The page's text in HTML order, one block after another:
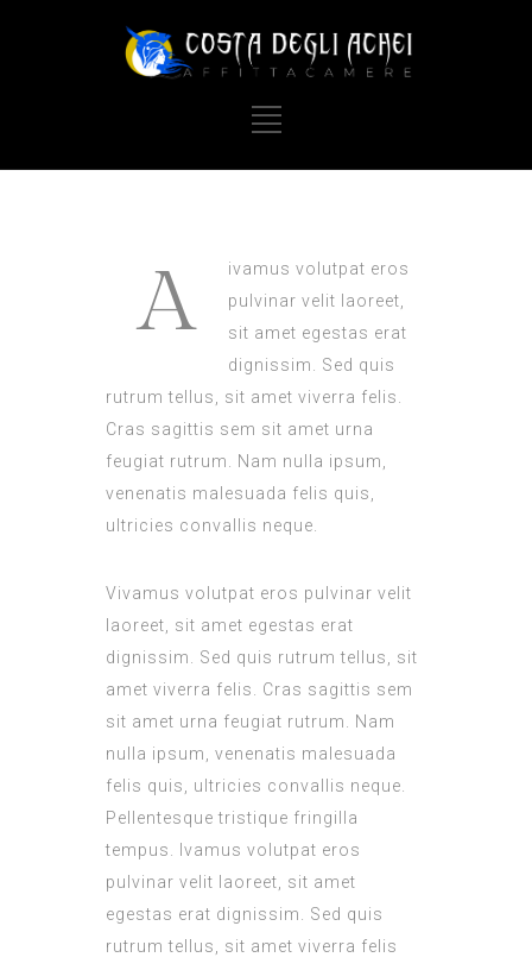
A
ivamus volutpat eros
pulvinar velit laoreet,
sit amet egestas erat
dignissim. Sed quis
rutrum tellus, sit amet viverra felis.
Cras sagittis sem sit amet urna
feugiat rutrum. Nam nulla ipsum,
venenatis malesuada felis quis,
ultricies convallis neque.
Vivamus volutpat eros pulvinar velit
laoreet, sit amet egestas erat
dignissim. Sed quis rutrum tellus, sit
amet viverra felis. Cras sagittis sem
sit amet urna feugiat rutrum. Nam
nulla ipsum, venenatis malesuada
felis quis, ultricies convallis neque.
Pellentesque tristique fringilla
tempus. Ivamus volutpat eros
pulvinar velit laoreet, sit amet
egestas erat dignissim. Sed quis
rutrum tellus, sit amet viverra felis